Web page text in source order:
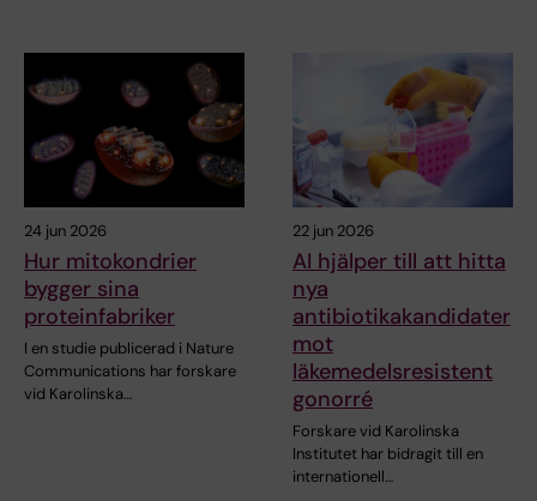
24 jun 2026
Hur mitokondrier
bygger sina
proteinfabriker
I en studie publicerad i Nature
Communications har forskare
vid Karolinska…
22 jun 2026
AI hjälper till att hitta
nya
antibiotikakandidater
mot
läkemedelsresistent
gonorré
Forskare vid Karolinska
Institutet har bidragit till en
internationell…